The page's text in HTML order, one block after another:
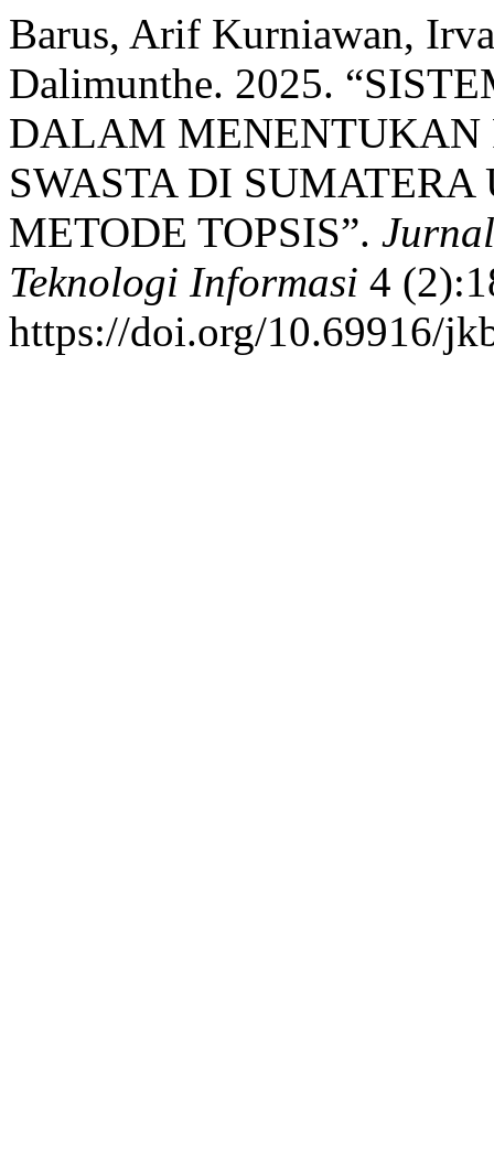
Barus, Arif Kurniawan,
Dalimunthe. 2025.
DALAM MENENTUKAN
SWASTA DI
METODE TOPSIS”.
Teknologi Informasi 4
https://doi.org/10.69916/